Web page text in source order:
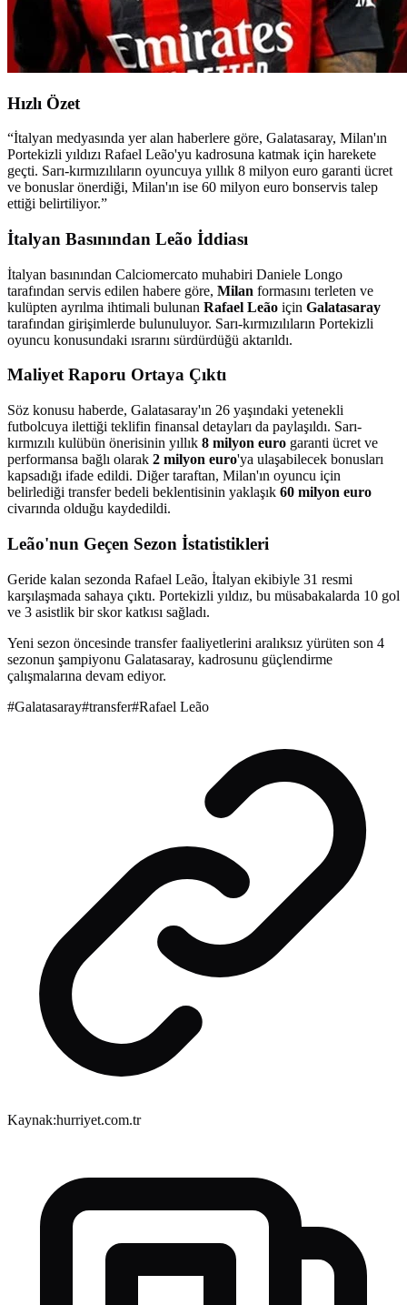
Hızlı Özet
“İtalyan medyasında yer alan haberlere göre, Galatasaray, Milan'ın
Portekizli yıldızı Rafael Leão'yu kadrosuna katmak için harekete
geçti. Sarı-kırmızılıların oyuncuya yıllık 8 milyon euro garanti ücret
ve bonuslar önerdiği, Milan'ın ise 60 milyon euro bonservis talep
ettiği belirtiliyor.”
İtalyan Basınından Leão İddiası
İtalyan basınından Calciomercato muhabiri Daniele Longo
tarafından servis edilen habere göre, Milan formasını terleten ve
kulüpten ayrılma ihtimali bulunan Rafael Leão için Galatasaray
tarafından girişimlerde bulunuluyor. Sarı-kırmızılıların Portekizli
oyuncu konusundaki ısrarını sürdürdüğü aktarıldı.
Maliyet Raporu Ortaya Çıktı
Söz konusu haberde, Galatasaray'ın 26 yaşındaki yetenekli
futbolcuya ilettiği teklifin finansal detayları da paylaşıldı. Sarı-
kırmızılı kulübün önerisinin yıllık 8 milyon euro garanti ücret ve
performansa bağlı olarak 2 milyon euro'ya ulaşabilecek bonusları
kapsadığı ifade edildi. Diğer taraftan, Milan'ın oyuncu için
belirlediği transfer bedeli beklentisinin yaklaşık 60 milyon euro
civarında olduğu kaydedildi.
Leão'nun Geçen Sezon İstatistikleri
Geride kalan sezonda Rafael Leão, İtalyan ekibiyle 31 resmi
karşılaşmada sahaya çıktı. Portekizli yıldız, bu müsabakalarda 10 gol
ve 3 asistlik bir skor katkısı sağladı.
Yeni sezon öncesinde transfer faaliyetlerini aralıksız yürüten son 4
sezonun şampiyonu Galatasaray, kadrosunu güçlendirme
çalışmalarına devam ediyor.
#Galatasaray#transfer#Rafael Leão
Kaynak:hurriyet.com.tr